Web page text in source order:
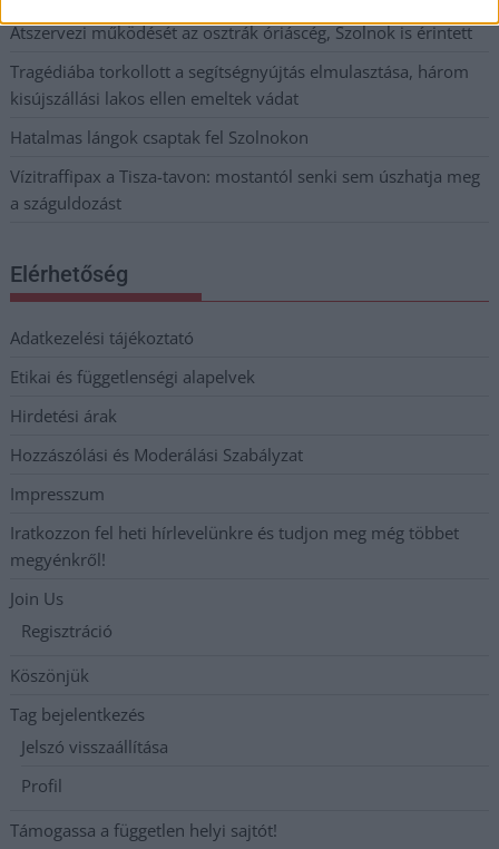
Átszervezi működését az osztrák óriáscég, Szolnok is érintett
Tragédiába torkollott a segítségnyújtás elmulasztása, három
kisújszállási lakos ellen emeltek vádat
Hatalmas lángok csaptak fel Szolnokon
Vízitraffipax a Tisza-tavon: mostantól senki sem úszhatja meg
a száguldozást
Elérhetőség
Adatkezelési tájékoztató
Etikai és függetlenségi alapelvek
Hirdetési árak
Hozzászólási és Moderálási Szabályzat
Impresszum
Iratkozzon fel heti hírlevelünkre és tudjon meg még többet
megyénkről!
Join Us
Regisztráció
Köszönjük
Tag bejelentkezés
Jelszó visszaállítása
Profil
Támogassa a független helyi sajtót!